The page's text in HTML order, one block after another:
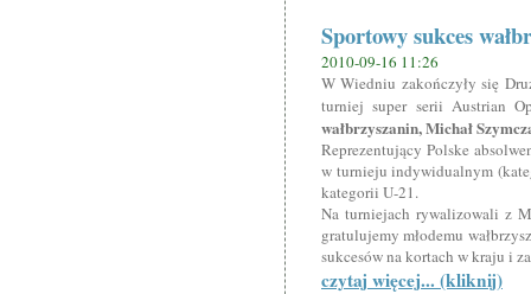
Sportowy sukces
2010-09-16 11:26
W Wiedniu zakończyły się
turniej super serii Austrian
wałbrzyszanin, Michał
Reprezentujący Polske
w turnieju indywidualnym
kategorii U-21.
Na turniejach rywalizowali z
gratulujemy młodemu
sukcesów na kortach w kraju i
czytaj więcej... (kliknij)